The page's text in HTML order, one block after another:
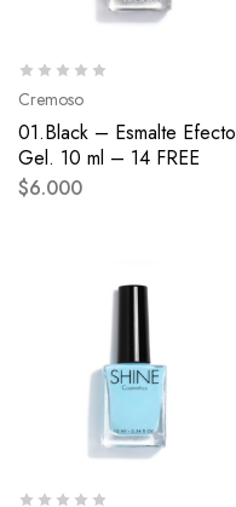
Cremoso
01.Black – Esmalte Efecto
Gel. 10 ml – 14 FREE
$6.000